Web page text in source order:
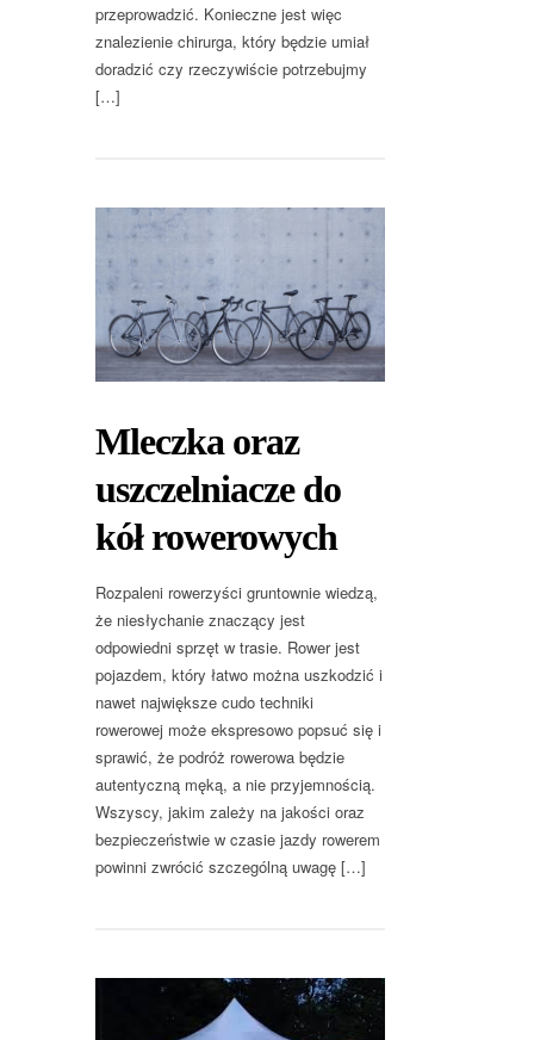
przeprowadzić. Konieczne jest więc
znalezienie chirurga, który będzie umiał
doradzić czy rzeczywiście potrzebujmy
[…]
Mleczka oraz
uszczelniacze do
kół rowerowych
Rozpaleni rowerzyści gruntownie wiedzą,
że niesłychanie znaczący jest
odpowiedni sprzęt w trasie. Rower jest
pojazdem, który łatwo można uszkodzić i
nawet największe cudo techniki
rowerowej może ekspresowo popsuć się i
sprawić, że podróż rowerowa będzie
autentyczną męką, a nie przyjemnością.
Wszyscy, jakim zależy na jakości oraz
bezpieczeństwie w czasie jazdy rowerem
powinni zwrócić szczególną uwagę […]